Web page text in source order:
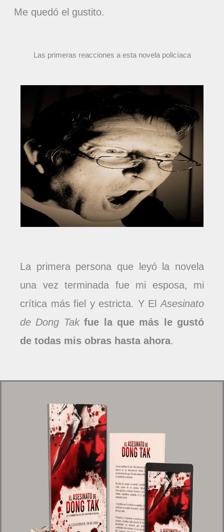
Me quedó el gustito.
Las primeras reacciones a esta novela policíaca
La primera persona que leyó la novela
una vez terminada fue mi esposa, mi
crítica más fiel y estricta. Y El Asesinato
de Dong Takfue la que más le gustó
de todas mis obras hasta ahora.